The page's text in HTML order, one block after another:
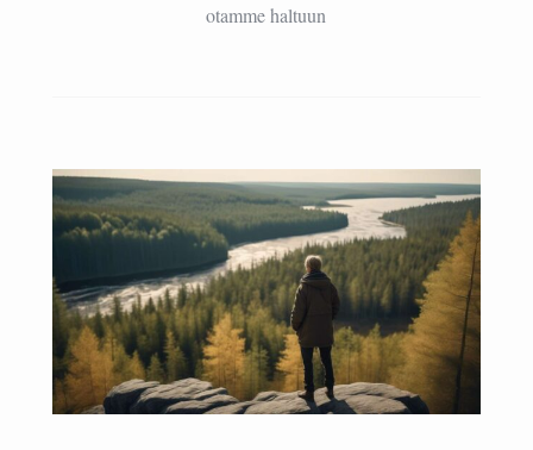
otamme haltuun